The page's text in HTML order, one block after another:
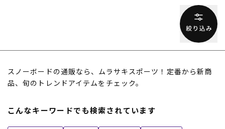
スノーボードの通販なら、ムラサキスポーツ！定番から新商
品、旬のトレンドアイテムをチェック。
こんなキーワードでも検索されています